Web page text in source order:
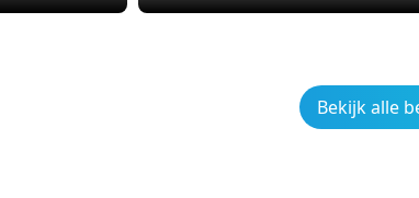
Bekijk alle